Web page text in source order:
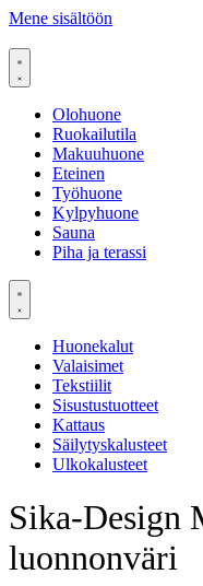
Mene sisältöön
Olohuone
Ruokailutila
Makuuhuone
Eteinen
Työhuone
Kylpyhuone
Sauna
Piha ja terassi
Huonekalut
Valaisimet
Tekstiilit
Sisustustuotteet
Kattaus
Säilytyskalusteet
Ulkokalusteet
Sika-Design
luonnonväri